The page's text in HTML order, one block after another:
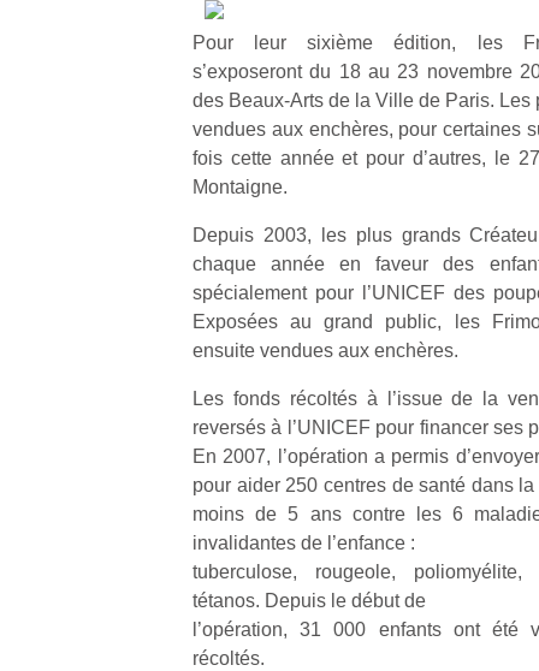
Pour leur sixième édition, les
s’exposeront du 18 au 23 novembre
des Beaux-Arts de la Ville de Paris. Les
vendues aux enchères, pour certaines
fois cette année et pour d’autres, le
Montaigne.
Depuis 2003, les plus grands
chaque année en faveur des
spécialement pour l’UNICEF des
Exposées au grand public, les
ensuite vendues aux enchères.
Les fonds récoltés à l’issue de la
reversés à l’UNICEF pour financer ses
En 2007, l’opération a permis
pour aider 250 centres de santé dans
moins de 5 ans contre les 6
invalidantes de l’enfance :
tuberculose, rougeole,
tétanos. Depuis le début de
l’opération, 31 000 enfants ont été
récoltés.